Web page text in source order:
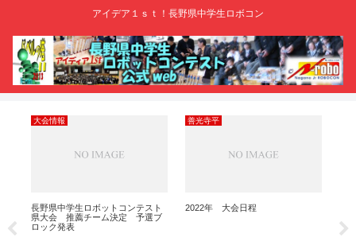
アイデア１ｓｔ！長野県中学生ロボコン
大会情報
長野県中学生ロボットコンテスト
県大会 推薦チーム決定 予選ブ
ロック発表
善光寺平
2022年 大会日程